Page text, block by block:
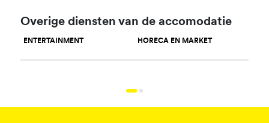
Overige diensten van de accomodatie
ENTERTAINMENT HORECA EN MARKET